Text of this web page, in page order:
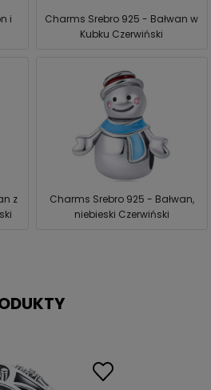
i
Charms Srebro 925 - Bałwan w
Kubku Czerwiński
z
Charms Srebro 925 - Bałwan,
niebieski Czerwiński